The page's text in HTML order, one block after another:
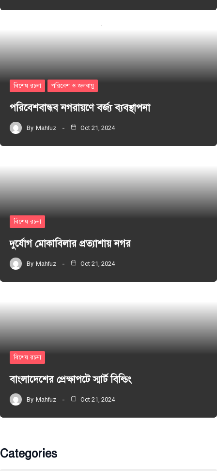
বিশেষ রচনা পরিবেশ ও জলবায়ু
পরিবেশবান্ধব নগরায়ণে বর্জ্য ব্যবস্থাপনা
By Mahfuz Oct 21, 2024
বিশেষ রচনা
দুর্যোগ মোকাবিলার প্রত্যাশায় নগর
By Mahfuz Oct 21, 2024
বিশেষ রচনা
বাংলাদেশের প্রেক্ষাপটে স্মার্ট বিল্ডিং
By Mahfuz Oct 21, 2024
Categories